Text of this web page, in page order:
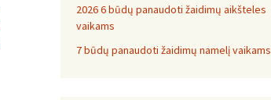
2026 6 būdų panaudoti žaidimų aikšteles
vaikams
7 būdų panaudoti žaidimų namelį vaikams